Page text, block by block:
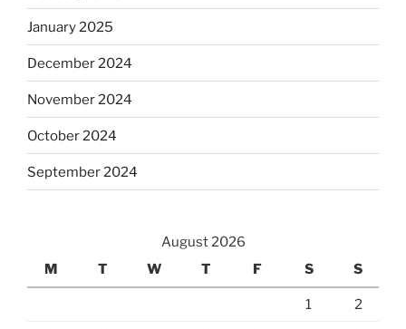
January 2025
December 2024
November 2024
October 2024
September 2024
August 2026
M
T W T F S S
1 2